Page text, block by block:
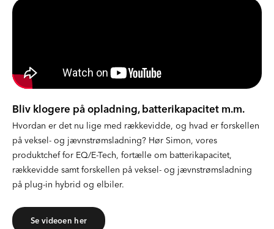
Bliv klogere på opladning, batterikapacitet m.m.
Hvordan er det nu lige med rækkevidde, og hvad er forskellen
på veksel- og jævnstrømsladning? Hør Simon, vores
produktchef for EQ/E-Tech, fortælle om batterikapacitet,
rækkevidde samt forskellen på veksel- og jævnstrømsladning
på plug-in hybrid og elbiler.
Se videoen her